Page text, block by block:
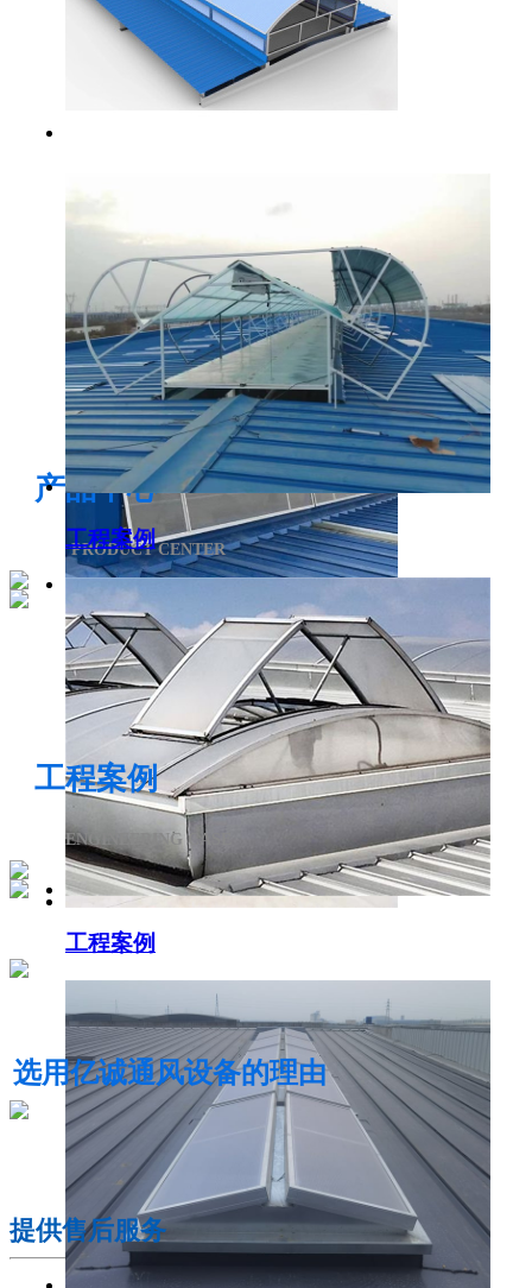
电开启通风气楼
侧开型排烟天窗
电动采光排烟天窗
产品中心
PRODUCT CENTER
工程案例
工程案例
工程案例
ENGINEERING CASE
选用亿诚通风设备的理由
提供售后服务